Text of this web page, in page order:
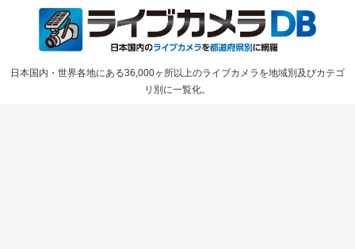
日本国内・世界各地にある36,000ヶ所以上のライブカメラを地域別及びカテゴ
リ別に一覧化。